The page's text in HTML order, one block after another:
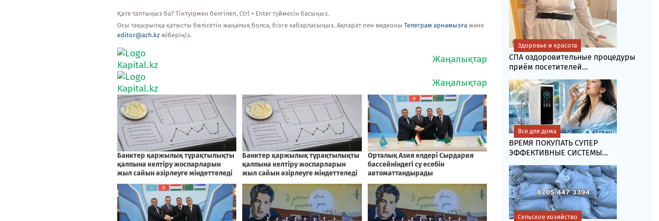
Қате таптыңыз ба? Тінтуірмен белгілеп, Ctrl + Enter түймесін басыңыз.
Осы тақырыпқа қатысты бөлісетін жаңалық болса, бізге хабарласыңыз. Ақпарат пен видеоны Телеграм арнамызға және
editor@azh.kz жіберіңіз.
СПА оздоровительные процедуры
приём посетителей...
Здоровье и красота
ВРЕМЯ ПОКУПАТЬ СУПЕР
ЭФФЕКТИВНЫЕ СИСТЕМЫ...
Все для дома
Сельское хозяйство